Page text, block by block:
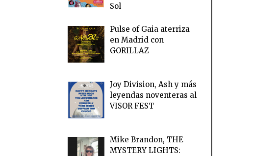
Sol
Pulse of Gaia aterriza
en Madrid con
GORILLAZ
Joy Division, Ash y más
leyendas noventeras al
VISOR FEST
Mike Brandon, THE
MYSTERY LIGHTS: